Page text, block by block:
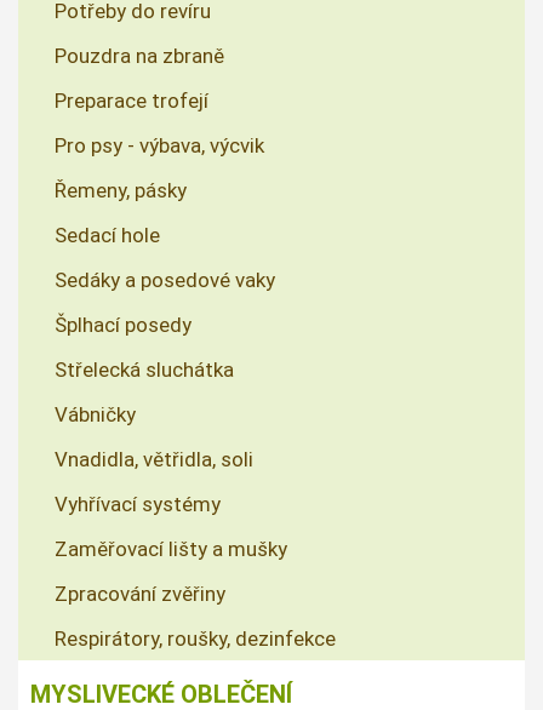
Potřeby do revíru
Pouzdra na zbraně
Preparace trofejí
Pro psy - výbava, výcvik
Řemeny, pásky
Sedací hole
Sedáky a posedové vaky
Šplhací posedy
Střelecká sluchátka
Vábničky
Vnadidla, větřidla, soli
Vyhřívací systémy
Zaměřovací lišty a mušky
Zpracování zvěřiny
Respirátory, roušky, dezinfekce
MYSLIVECKÉ OBLEČENÍ